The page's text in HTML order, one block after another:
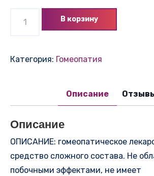
(КОМПЛЕКС
В корзину
Категория: Гомеопатия
Описание
Описание
ОПИСАНИЕ: гомеопатическое
средство сложного состава. Не
побочными эффектами, не имеет